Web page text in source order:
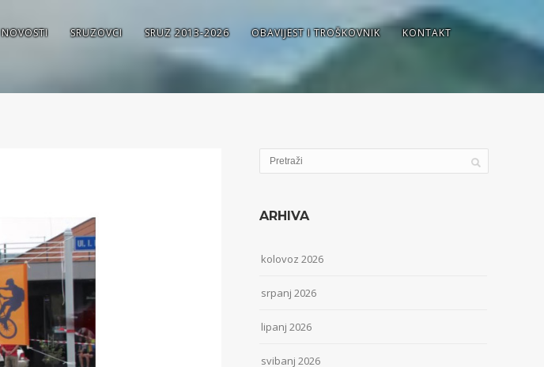
NOVOSTI SRUZOVCI SRUZ 2013-2026 OBAVIJEST I TROŠKOVNIK KONTAKT
ARHIVA
kolovoz 2026
srpanj 2026
lipanj 2026
svibanj 2026